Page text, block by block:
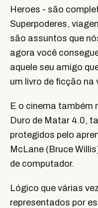
Heroes - são
Superpoderes,
são assuntos que
agora você
aquele seu amigo
um livro de ficção na
E o cinema também
Duro de Matar 4.0,
protegidos pelo
McLane (Bruce
de computador.
Lógico que várias
representados por